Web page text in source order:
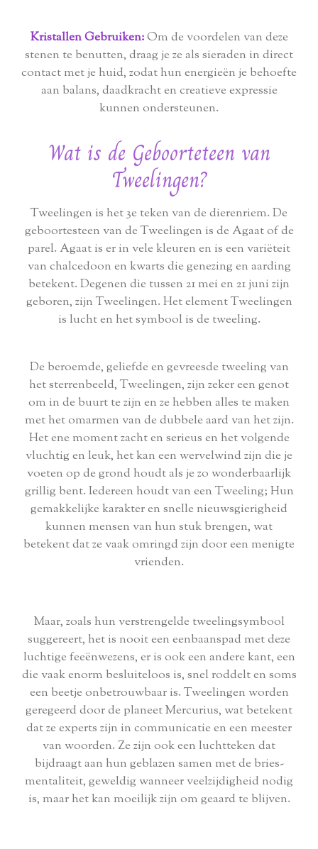
Kristallen Gebruiken:Om de voordelen van deze
stenen te benutten, draag je ze als sieraden in direct
contact met je huid, zodat hun energieën je behoefte
aan balans, daadkracht en creatieve expressie
kunnen ondersteunen.
Wat is de Geboorteteen van
Tweelingen?
Tweelingen is het 3e teken van de dierenriem. De
geboortesteen van de Tweelingen is de Agaat of de
parel. Agaat is er in vele kleuren en is een variëteit
van chalcedoon en kwarts die genezing en aarding
betekent. Degenen die tussen 21 mei en 21 juni zijn
geboren, zijn Tweelingen. Het element Tweelingen
is lucht en het symbool is de tweeling.
De beroemde, geliefde en gevreesde tweeling van
het sterrenbeeld, Tweelingen, zijn zeker een genot
om in de buurt te zijn en ze hebben alles te maken
met het omarmen van de dubbele aard van het zijn.
Het ene moment zacht en serieus en het volgende
vluchtig en leuk, het kan een wervelwind zijn die je
voeten op de grond houdt als je zo wonderbaarlijk
grillig bent. Iedereen houdt van een Tweeling; Hun
gemakkelijke karakter en snelle nieuwsgierigheid
kunnen mensen van hun stuk brengen, wat
betekent dat ze vaak omringd zijn door een menigte
vrienden.
Maar, zoals hun verstrengelde tweelingsymbool
suggereert, het is nooit een eenbaanspad met deze
luchtige feeënwezens, er is ook een andere kant, een
die vaak enorm besluiteloos is, snel roddelt en soms
een beetje onbetrouwbaar is. Tweelingen worden
geregeerd door de planeet Mercurius, wat betekent
dat ze experts zijn in communicatie en een meester
van woorden. Ze zijn ook een luchtteken dat
bijdraagt aan hun geblazen samen met de bries-
mentaliteit, geweldig wanneer veelzijdigheid nodig
is, maar het kan moeilijk zijn om geaard te blijven.